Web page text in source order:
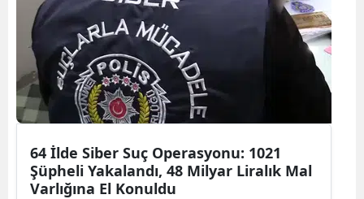
64 İlde Siber Suç Operasyonu: 1021
Şüpheli Yakalandı, 48 Milyar Liralık Mal
Varlığına El Konuldu